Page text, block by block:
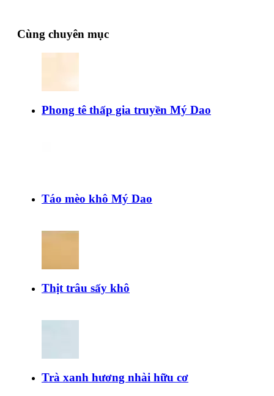
Cùng chuyên mục
Phong tê thấp gia truyền Mý Dao
Táo mèo khô Mý Dao
Thịt trâu sấy khô
Trà xanh hương nhài hữu cơ